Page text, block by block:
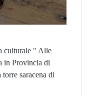
culturale " Alle
in Provincia di
saracena di